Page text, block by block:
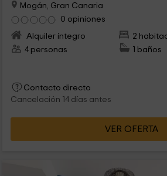
Mogán, Gran Canaria
0 opiniones
Alquiler íntegro
2
4 personas
1 baños
Contacto directo
Cancelación 14 días antes
VER OFERTA